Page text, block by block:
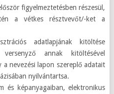
figyelmeztetésben részesül,
a vétkes résztvevőt/-ket a
adatlapjának kitöltése
annak kitöltésével
nevezési lapon szereplő adatait
nyilvántartsa.
és képanyagaiban, elektronikus